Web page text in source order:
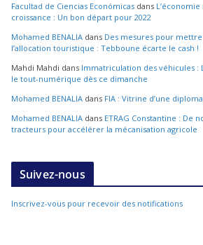
Facultad de Ciencias Económicas dans
croissance : Un bon départ pour 2022
Mohamed BENALIA dans Des mesures pour
l’allocation touristique : Tebboune écarte le cash !
Mahdi Mahdi dans Immatriculation des véhicules :
le tout-numérique dès ce dimanche
Mohamed BENALIA dans FIA : Vitrine d’une
Mohamed BENALIA dans ETRAG Constantine : De
tracteurs pour accélérer la mécanisation agricole
Suivez-nous
Inscrivez-vous pour recevoir des notifications